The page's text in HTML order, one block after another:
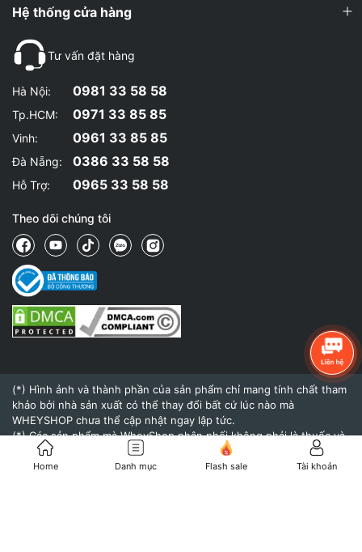
Hệ thống cửa hàng
Tư vấn đặt hàng
Hà Nội: 0981 33 58 58
Tp.HCM: 0971 33 85 85
Vinh: 0961 33 85 85
Đà Nẵng: 0386 33 58 58
Hỗ Trợ: 0965 33 58 58
Theo dõi chúng tôi
(*) Hình ảnh và thành phần của sản phẩm chỉ mang tính chất tham
khảo bởi nhà sản xuất có thể thay đổi bất cứ lúc nào mà
WHEYSHOP chưa thể cập nhật ngay lập tức.
(*) Các sản phẩm mà WheyShop phân phối không phải là thuốc và
không có tác dụng thay thế thuốc chữa bệnh.
(*) Hiệu quả của sản phẩm khi sử dụng còn tùy thuộc vào cơ địa,
Home Danh mục Flash sale Tài khoản